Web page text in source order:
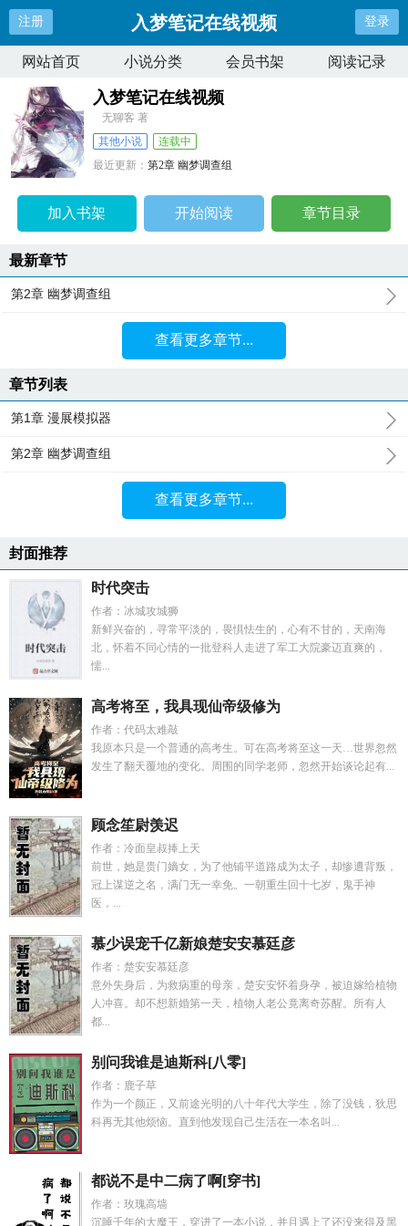
注册 入梦笔记在线视频 登录
网站首页 小说分类 会员书架 阅读记录
入梦笔记在线视频
无聊客 著
其他小说
连载中
最近更新：第2章 幽梦调查组
加入书架 开始阅读 章节目录
最新章节
第2章 幽梦调查组
查看更多章节...
章节列表
第1章 漫展模拟器
第2章 幽梦调查组
查看更多章节...
封面推荐
时代突击
作者：冰城攻城狮
新鲜兴奋的，寻常平淡的，畏惧怯生的，心有不甘的，天南海
北，怀着不同心情的一批登科人走进了军工大院豪迈直爽的，
懦...
高考将至，我具现仙帝级修为
作者：代码太难敲
我原本只是一个普通的高考生。可在高考将至这一天…世界忽然
发生了翻天覆地的变化。周围的同学老师，忽然开始谈论起有...
顾念笙尉羡迟
作者：冷面皇叔捧上天
前世，她是贵门嫡女，为了他铺平道路成为太子，却惨遭背叛，
冠上谋逆之名，满门无一幸免。一朝重生回十七岁，鬼手神
医，...
慕少误宠千亿新娘楚安安慕廷彦
作者：楚安安慕廷彦
意外失身后，为救病重的母亲，楚安安怀着身孕，被迫嫁给植物
人冲喜。却不想新婚第一天，植物人老公竟离奇苏醒。所有人
都...
别问我谁是迪斯科[八零]
作者：鹿子草
作为一个颜正，又前途光明的八十年代大学生，除了没钱，狄思
科再无其他烦恼。直到他发现自己生活在一本名叫...
都说不是中二病了啊[穿书]
作者：玫瑰高墙
沉睡千年的大魔王，穿进了一本小说，并且遇上了还没来得及黑